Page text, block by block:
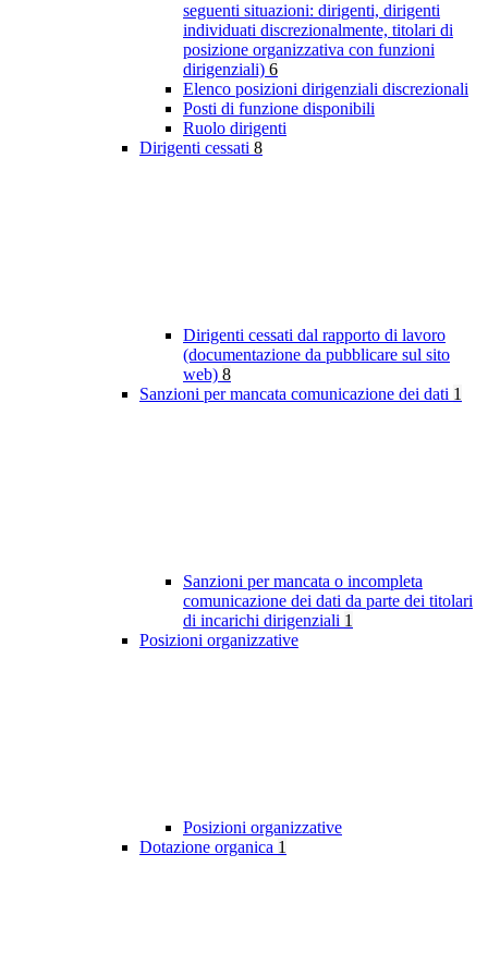
seguenti situazioni: dirigenti, dirigenti
individuati discrezionalmente, titolari di
posizione organizzativa con funzioni
dirigenziali) 6
Elenco posizioni dirigenziali discrezionali
Posti di funzione disponibili
Ruolo dirigenti
Dirigenti cessati 8
Dirigenti cessati dal rapporto di lavoro
(documentazione da pubblicare sul sito
web) 8
Sanzioni per mancata comunicazione dei dati 1
Sanzioni per mancata o incompleta
comunicazione dei dati da parte dei titolari
di incarichi dirigenziali 1
Posizioni organizzative
Posizioni organizzative
Dotazione organica 1